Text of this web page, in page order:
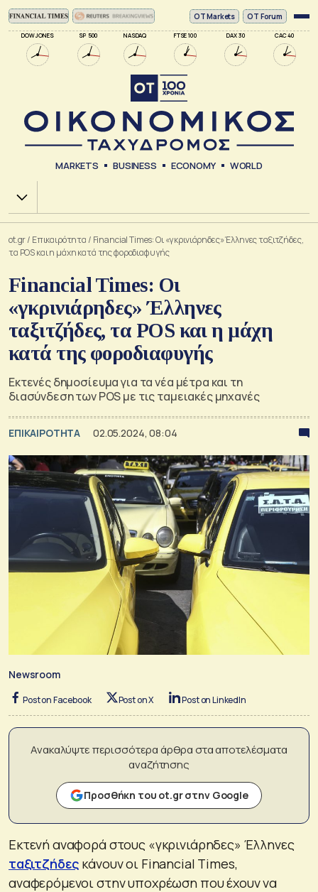
DOW JONES SP 500 NASDAQ FTSE 100 DAX 30 CAC 40
ΟΤ Markets OT Forum
MARKETS BUSINESS ECONOMY WORLD
Χ.Α.
ot.gr/ Επικαιρότητα / Financial Times: Οι «γκρινιάρηδες» Έλληνες ταξιτζήδες,
τα POS και η μάχη κατά της φοροδιαφυγής
Financial Times: Οι
«γκρινιάρηδες» Έλληνες
ταξιτζήδες, τα POS και η μάχη
κατά της φοροδιαφυγής
Εκτενές δημοσίευμα για τα νέα μέτρα και τη
διασύνδεση των POS με τις ταμειακές μηχανές
ΕΠΙΚΑΙΡΟΤΗΤΑ 02.05.2024, 08:04
Newsroom
Post on Facebook Post on X Post on LinkedIn
Ανακαλύψτε περισσότερα άρθρα στα αποτελέσματα
αναζήτησης
Προσθήκη του ot.gr στην Google
Εκτενή αναφορά στους «γκρινιάρηδες» Έλληνες
ταξιτζήδες κάνουν οι Financial Times,
αναφερόμενοι στην υποχρέωση που έχουν να